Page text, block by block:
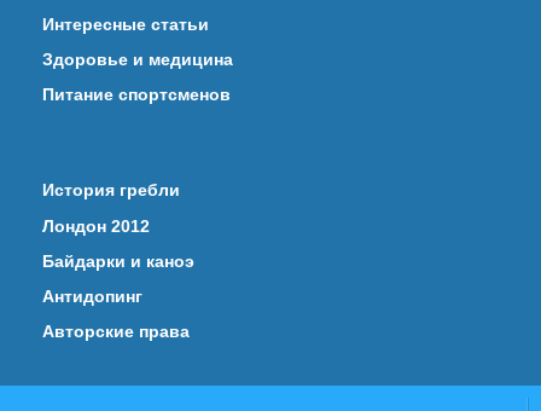
Интересные статьи
Здоровье и медицина
Питание спортсменов
История гребли
Лондон 2012
Байдарки и каноэ
Антидопинг
Авторские права